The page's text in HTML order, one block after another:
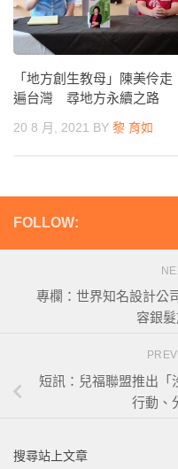
「地方創生教母」陳美伶走
遍台灣 尋地方永續之路
20 8 月, 2021 BY 黎 育如
FOLLOW:
專欄：世界知名設計公
容銀髮
短訊：兒福聯盟推出「
行動、
搜尋站上文章